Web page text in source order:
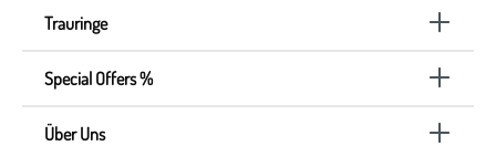
Trauringe
Special Offers %
Über Uns